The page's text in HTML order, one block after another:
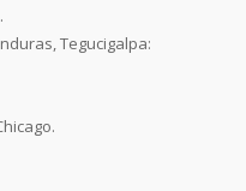
Tegucigalpa: